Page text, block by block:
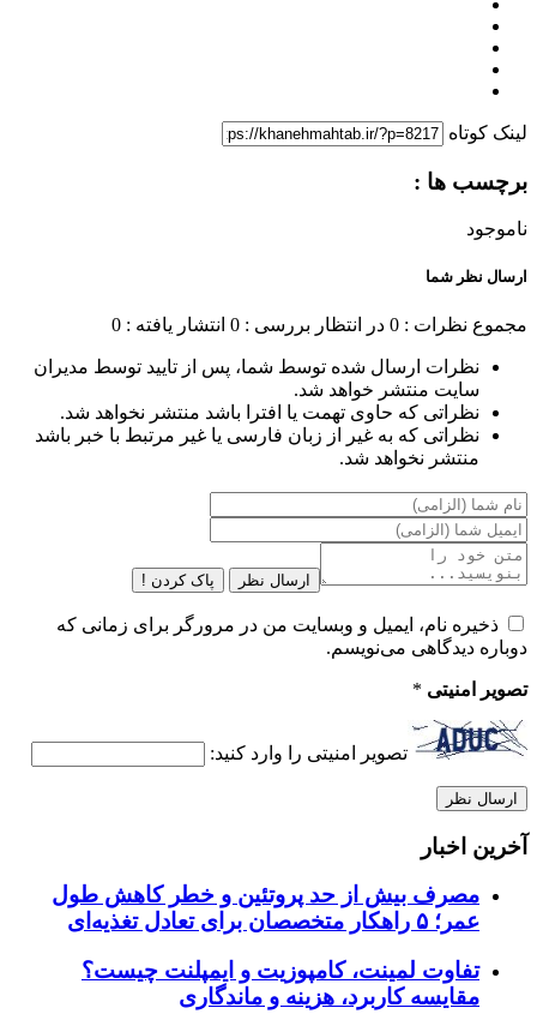
لینک کوتاه
برچسب ها :
ناموجود
ارسال نظر شما
مجموع نظرات : 0 در انتظار بررسی : 0 انتشار یافته : 0
نظرات ارسال شده توسط شما، پس از تایید توسط مدیران
سایت منتشر خواهد شد.
نظراتی که حاوی تهمت یا افترا باشد منتشر نخواهد شد.
نظراتی که به غیر از زبان فارسی یا غیر مرتبط با خبر باشد
منتشر نخواهد شد.
ارسال نظر پاک کردن !
ذخیره نام، ایمیل و وبسایت من در مرورگر برای زمانی که
دوباره دیدگاهی می‌نویسم.
تصویر امنیتی *
تصویر امنیتی را وارد کنید:
آخرین اخبار
مصرف بیش از حد پروتئین و خطر کاهش طول
عمر؛ ۵ راهکار متخصصان برای تعادل تغذیه‌ای
تفاوت لمینت، کامپوزیت و ایمپلنت چیست؟
مقایسه کاربرد، هزینه و ماندگاری